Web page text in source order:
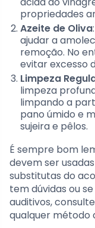
propriedades
Azeite de Oliva
ajudar a
remoção. No
evitar excesso
Limpeza
limpeza
limpando a
pano úmido e
sujeira e pêlos.
É sempre bom
devem ser
substitutas do
tem dúvidas ou
auditivos,
qualquer método